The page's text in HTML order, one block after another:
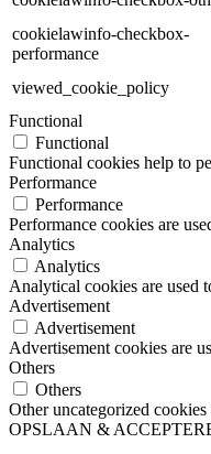
cookielawinfo-checkbox-
performance
viewed_cookie_policy
Functional
Functional
Functional cookies help to
Performance
Performance
Performance cookies are
Analytics
Analytics
Analytical cookies are used
Advertisement
Advertisement
Advertisement cookies are
Others
Others
Other uncategorized
OPSLAAN &